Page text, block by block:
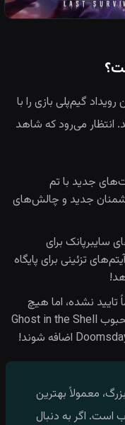
گیم‌پلی بازی را با
انتظار می‌رود که شاهد
جدید با تم
جدید و چالش‌های
سایبرپانک برای
تزئینی برای پایگاه
تایید نشده، اما هیچ
بعید نیست که شخصیت‌های محبوب Ghost in the Shell
معمولاً بهترین
است. اگر به دنبال